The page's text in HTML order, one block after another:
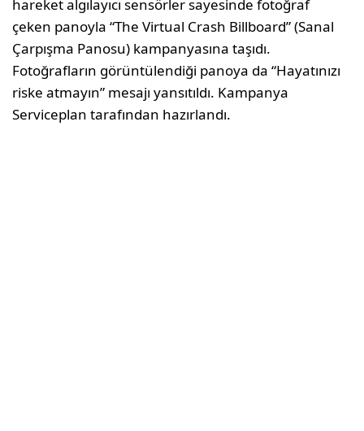
hareket algılayıcı sensörler sayesinde fotoğraf
çeken panoyla “The Virtual Crash Billboard” (Sanal
Çarpışma Panosu) kampanyasına taşıdı.
Fotoğrafların görüntülendiği panoya da “Hayatınızı
riske atmayın” mesajı yansıtıldı. Kampanya
Serviceplan tarafından hazırlandı.